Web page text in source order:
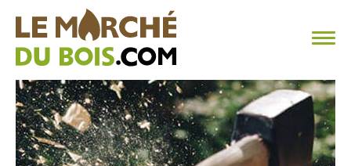
CHAUFFAGE AU BOIS
FAQ